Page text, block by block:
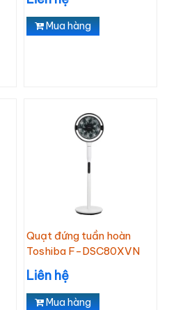
Mua hàng
Quạt đứng tuần hoàn
Toshiba F-DSC80XVN
Liên hệ
Mua hàng